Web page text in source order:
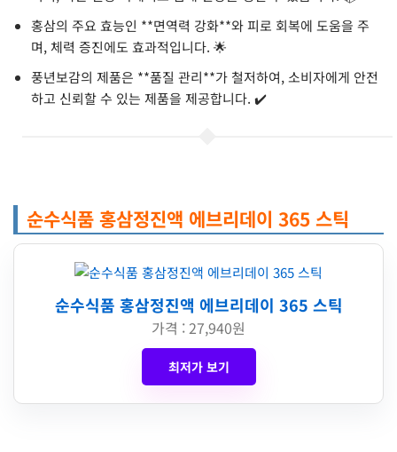
홍삼의 주요 효능인 **면역력 강화**와 피로 회복에 도움을 주
며, 체력 증진에도 효과적입니다. 🌟
풍년보감의 제품은 **품질 관리**가 철저하여, 소비자에게 안전
하고 신뢰할 수 있는 제품을 제공합니다. ✔️
순수식품 홍삼정진액 에브리데이 365 스틱
순수식품 홍삼정진액 에브리데이 365 스틱
가격 : 27,940원
최저가 보기